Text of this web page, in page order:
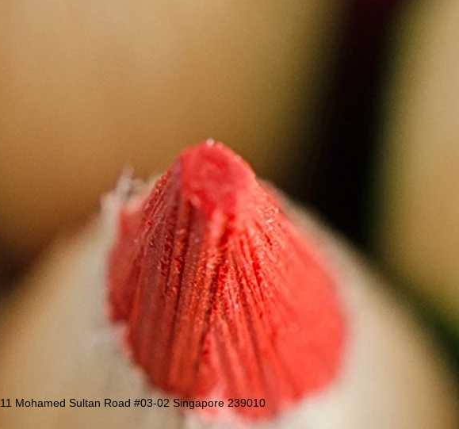
11 Mohamed Sultan Road #03-02 Singapore 239010